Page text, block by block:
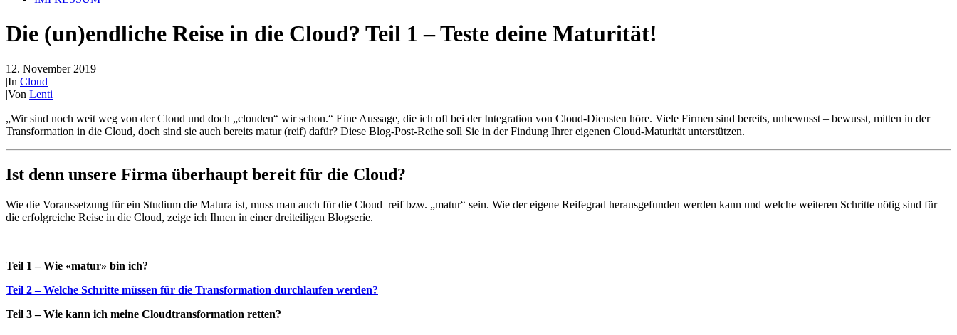
Die (un)endliche Reise in die Cloud? Teil 1 – Teste deine Maturität!
12. November 2019
|In Cloud
|Von Lenti
„Wir sind noch weit weg von der Cloud und doch „clouden“ wir schon.“ Eine Aussage, die ich oft bei der Integration von Cloud-Diensten höre. Viele Firmen sind bereits, unbewusst – bewusst, mitten in der
Transformation in die Cloud, doch sind sie auch bereits matur (reif) dafür? Diese Blog-Post-Reihe soll Sie in der Findung Ihrer eigenen Cloud-Maturität unterstützen.
Ist denn unsere Firma überhaupt bereit für die Cloud?
Wie die Voraussetzung für ein Studium die Matura ist, muss man auch für die Cloud reif bzw. „matur“ sein. Wie der eigene Reifegrad herausgefunden werden kann und welche weiteren Schritte nötig sind für
die erfolgreiche Reise in die Cloud, zeige ich Ihnen in einer dreiteiligen Blogserie.
Teil 1 – Wie «matur» bin ich?
Teil 2 – Welche Schritte müssen für die Transformation durchlaufen werden?
Teil 3 – Wie kann ich meine Cloudtransformation retten?